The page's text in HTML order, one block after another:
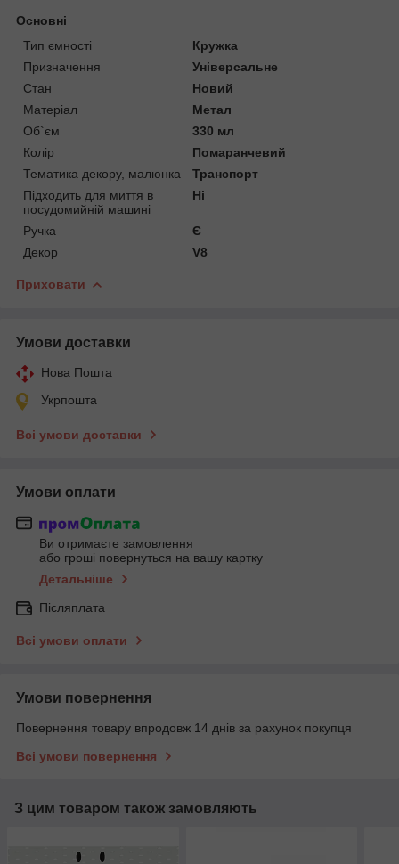
Основні
Тип ємності
Кружка
Призначення
Універсальне
Стан
Новий
Матеріал
Метал
Об`єм
330 мл
Колір
Помаранчевий
Тематика декору, малюнка
Транспорт
Підходить для миття в
посудомийній машині
Ні
Ручка
Є
Декор
V8
Приховати
Умови доставки
Нова Пошта
Укрпошта
Всі умови доставки
Умови оплати
Ви отримаєте замовлення
або гроші повернуться на вашу картку
Детальніше
Післяплата
Всі умови оплати
Умови повернення
Повернення товару впродовж 14 днів за рахунок покупця
Всі умови повернення
З цим товаром також замовляють